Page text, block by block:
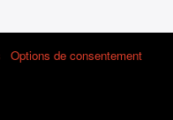
Options de consentement